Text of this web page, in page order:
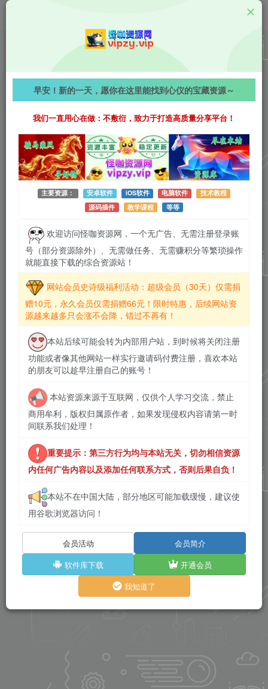
拼多多+抖音小店运营实操课程合集：无货源暴利玩
法，打造自动化赚钱店铺！
626字 阅读时长约4分钟 2026-04-26 更新
作者：怪咖
热度：43
0条评论 作者已发布3749篇文章
早安！新的一天，愿你在这里能找到心仪的宝藏资源～
我们一直用心在做：不敷衍，致力于打造高质量分享平台！
主要资源： 安卓软件 iOS软件 电脑软件
技术教程
源码插件
教学课程 等等
欢迎访问怪咖资源网，一个无广告、无需注册登录账
号（部分资源除外）、无需做任务、无需赚积分等繁琐操作
就能直接下载的综合资源站！
网站会员史诗级福利活动：超级会员（30天）仅需捐
赠10元，永久会员仅需捐赠66元！限时特惠，后续网站资
源越来越多只会涨不会降，错过不再有！
本站后续可能会转为内部用户站，到时候将关闭注册
功能或者像其他网站一样实行邀请码付费注册，喜欢本站
的朋友可以趁早注册自己的账号！
本站资源来源于互联网，仅供个人学习交流，禁止
商用牟利，版权归属原作者，如果发现侵权内容请第一时
间联系我们处理！
重要提示：第三方行为均与本站无关，切勿相信资源
内任何广告内容以及添加任何联系方式，否则后果自负！
本站不在中国大陆，部分地区可能加载缓慢，建议使
用谷歌浏览器访问！
会员活动
会员简介
软件库下载
开通会员
我知道了